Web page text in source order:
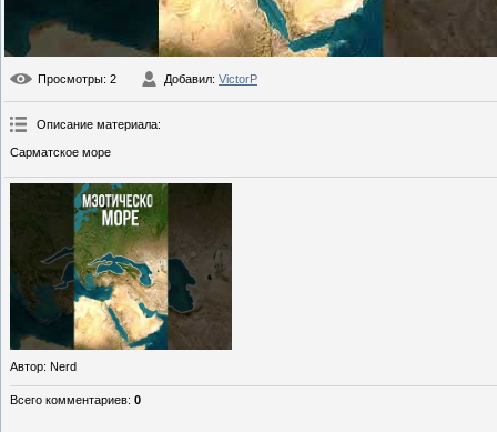
Просмотры: 2 Добавил: VictorP
Описание материала:
Сарматское море
Автор: Nerd
Всего комментариев: 0